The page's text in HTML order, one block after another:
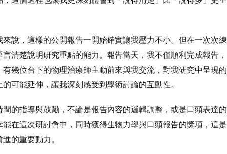
說，這樣的公開報告一開始確實讓我壓力不小。但在一次次練
清楚說明研究重點的能力。報告當天，我不僅順利完成報告，
幾位台下的物理治療師主動前來與我交流，對我研究中呈現的
可能延伸，讓我深刻感受到學術討論的互動性。
的指導與鼓勵，不論是報告內容的邏輯調整，或是口頭表達的
在這次研討會中，同時獲得生物力學與口頭報告的獎項，這是
的重要動力。